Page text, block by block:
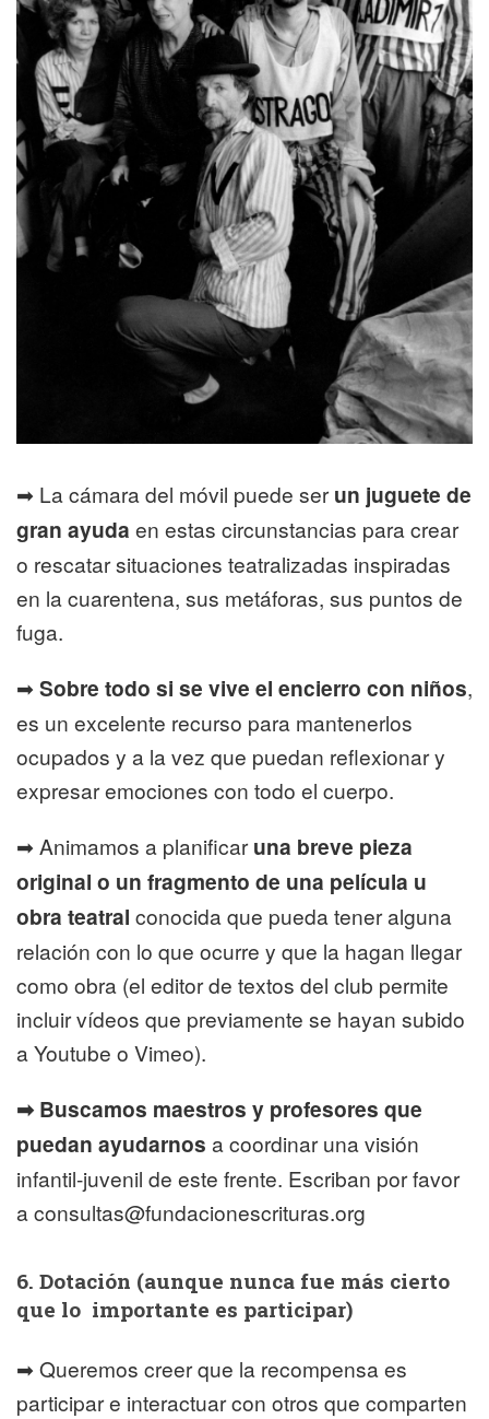
➡ La cámara del móvil puede serun juguete de
gran ayuda en estas circunstancias para crear
o rescatar situaciones teatralizadas inspiradas
en la cuarentena, sus metáforas, sus puntos de
fuga.
➡ Sobre todo si se vive el encierro con niños,
es un excelente recurso para mantenerlos
ocupados y a la vez que puedan reflexionar y
expresar emociones con todo el cuerpo.
➡ Animamos a planificaruna breve pieza
original o un fragmento de una película u
obra teatral conocida que pueda tener alguna
relación con lo que ocurre y que la hagan llegar
como obra (el editor de textos del club permite
incluir vídeos que previamente se hayan subido
a Youtube o Vimeo).
➡ Buscamos maestros y profesores que
puedan ayudarnos a coordinar una visión
infantil-juvenil de este frente. Escriban por favor
a consultas@fundacionescrituras.org
6. Dotación (aunque nunca fue más cierto
que lo importante es participar)
➡ Queremos creer que la recompensa es
participar e interactuar con otros que comparten